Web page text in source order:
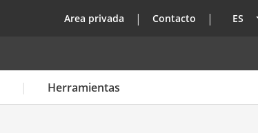
top
Area privada Contacto ES
Herramientas